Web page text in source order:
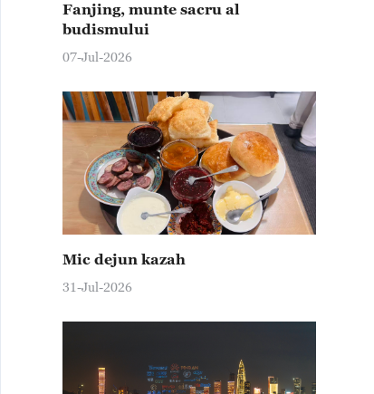
Fanjing, munte sacru al
budismului
07-Jul-2026
Mic dejun kazah
31-Jul-2026